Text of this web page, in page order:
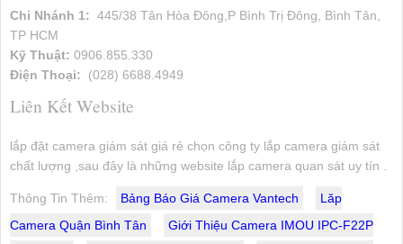
Chi Nhánh 1: 445/38 Tân Hòa Đông,P Bình Trị Đông, Bình Tân,
TP HCM
Kỹ Thuật: 0906.855.330
Điện Thoại:
(028) 6688.4949
Liên Kết Website
lắp đặt camera giám sát giá rẻ chọn công ty lắp camera giám sát
chất lượng ,sau đây là những website lắp camera quan sát uy tín .
Thông Tin Thêm: Bảng Báo Giá Camera Vantech
Lăp
Camera Quận Bình Tân
Giới Thiệu Camera IMOU IPC-F22P